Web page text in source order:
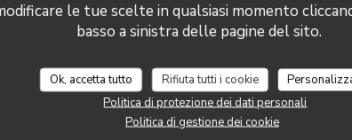
le tue scelte in qualsiasi momento
basso a sinistra delle pagine del sito.
Ok, accetta tutto Rifiuta tutti i cookie
Politica di protezione dei dati personali
Politica di gestione dei cookie
Atmosfera:5/5 Cucina:5/5 Qualità / Prezzo